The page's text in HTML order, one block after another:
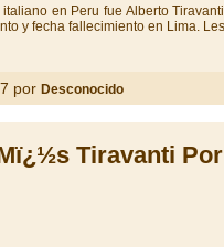
en Peru fue Alberto
y fecha fallecimiento en Lima.
por Desconocido
Tiravanti